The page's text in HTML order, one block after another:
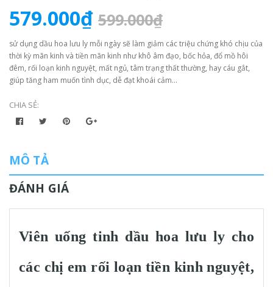
579.000₫ 599.000₫
sử dụng dầu hoa lưu ly mỗi ngày sẽ làm giảm các triệu chứng khó chịu của
thời kỳ mãn kinh và tiền mãn kinh như khô âm đạo, bốc hỏa, đổ mồ hôi
đêm, rối loạn kinh nguyệt, mất ngủ, tâm trạng thất thường, hay cáu gắt,
giúp tăng ham muốn tình dục, dễ đạt khoái cảm...
CHIA SẺ:
MÔ TẢ
ĐÁNH GIÁ
Viên uống tinh dầu hoa lưu ly cho
các chị em rối loạn tiền kinh nguyệt,